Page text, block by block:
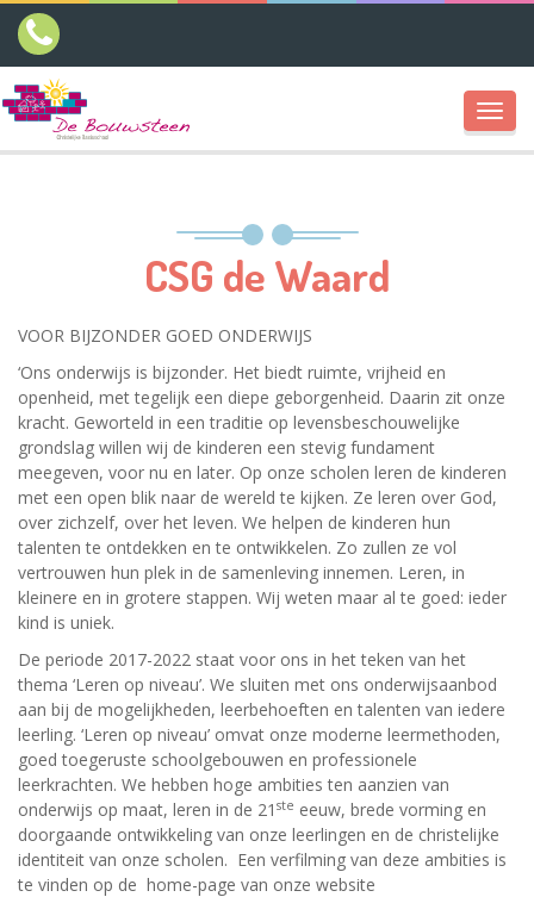
CSG de Waard
VOOR BIJZONDER GOED ONDERWIJS
‘Ons onderwijs is bijzonder. Het biedt ruimte, vrijheid en
openheid, met tegelijk een diepe geborgenheid. Daarin zit onze
kracht. Geworteld in een traditie op levensbeschouwelijke
grondslag willen wij de kinderen een stevig fundament
meegeven, voor nu en later. Op onze scholen leren de kinderen
met een open blik naar de wereld te kijken. Ze leren over God,
over zichzelf, over het leven. We helpen de kinderen hun
talenten te ontdekken en te ontwikkelen. Zo zullen ze vol
vertrouwen hun plek in de samenleving innemen. Leren, in
kleinere en in grotere stappen. Wij weten maar al te goed: ieder
kind is uniek.
De periode 2017-2022 staat voor ons in het teken van het
thema ‘Leren op niveau’. We sluiten met ons onderwijsaanbod
aan bij de mogelijkheden, leerbehoeften en talenten van iedere
leerling. ‘Leren op niveau’ omvat onze moderne leermethoden,
goed toegeruste schoolgebouwen en professionele
leerkrachten. We hebben hoge ambities ten aanzien van
onderwijs op maat, leren in de 21 ste eeuw, brede vorming en
doorgaande ontwikkeling van onze leerlingen en de christelijke
identiteit van onze scholen. Een verfilming van deze ambities is
te vinden op de home-page van onze website